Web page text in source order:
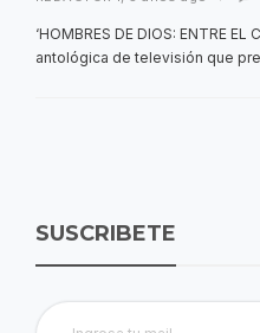
‘HOMBRES DE DIOS: ENTRE EL
antológica de televisión que
SUSCRIBETE